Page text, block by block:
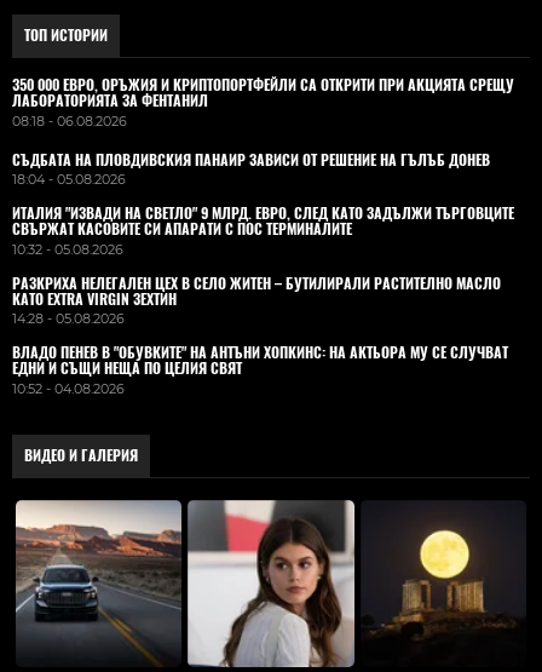
ТОП ИСТОРИИ
350 000 ЕВРО, ОРЪЖИЯ И КРИПТОПОРТФЕЙЛИ СА ОТКРИТИ ПРИ АКЦИЯТА СРЕЩУ
ЛАБОРАТОРИЯТА ЗА ФЕНТАНИЛ
08:18 - 06.08.2026
СЪДБАТА НА ПЛОВДИВСКИЯ ПАНАИР ЗАВИСИ ОТ РЕШЕНИЕ НА ГЪЛЪБ ДОНЕВ
18:04 - 05.08.2026
ИТАЛИЯ "ИЗВАДИ НА СВЕТЛО" 9 МЛРД. ЕВРО, СЛЕД КАТО ЗАДЪЛЖИ ТЪРГОВЦИТЕ
СВЪРЖАТ КАСОВИТЕ СИ АПАРАТИ С ПОС ТЕРМИНАЛИТЕ
10:32 - 05.08.2026
РАЗКРИХА НЕЛЕГАЛЕН ЦЕХ В СЕЛО ЖИТЕН – БУТИЛИРАЛИ РАСТИТЕЛНО МАСЛО
КАТО EXTRA VIRGIN ЗЕХТИН
14:28 - 05.08.2026
ВЛАДO ПЕНЕВ В "ОБУВКИТЕ" НА АНТЪНИ ХОПКИНС: НА АКТЬОРА МУ СЕ СЛУЧВАТ
ЕДНИ И СЪЩИ НЕЩА ПО ЦЕЛИЯ СВЯТ
10:52 - 04.08.2026
ВИДЕО И ГАЛЕРИЯ